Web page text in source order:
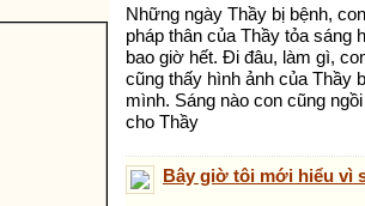
Những ngày Thầy bị bệnh,
pháp thân của Thầy tỏa sáng
bao giờ hết. Đi đâu, làm gì,
cũng thấy hình ảnh của Thầy
mình. Sáng nào con cũng
cho Thầy
Bây giờ tôi mới hiểu vì